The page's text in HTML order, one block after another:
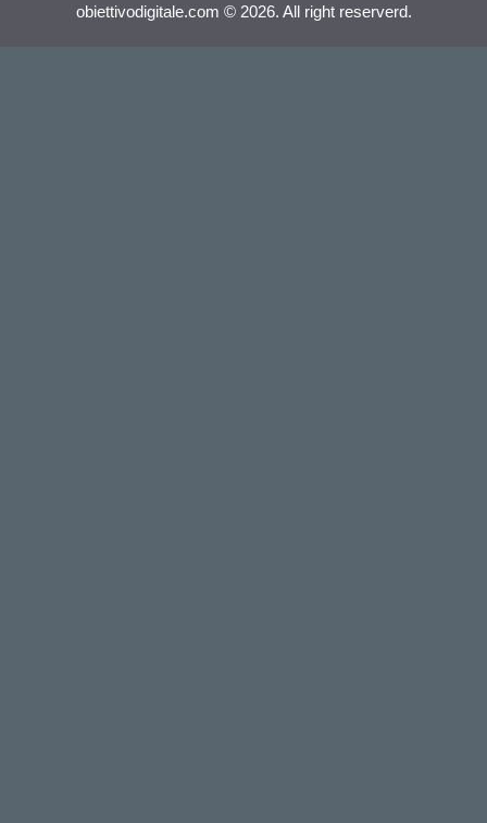
obiettivodigitale.com © 2026. All right reserverd.